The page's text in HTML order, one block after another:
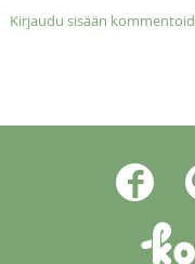
Kirjaudu sisään